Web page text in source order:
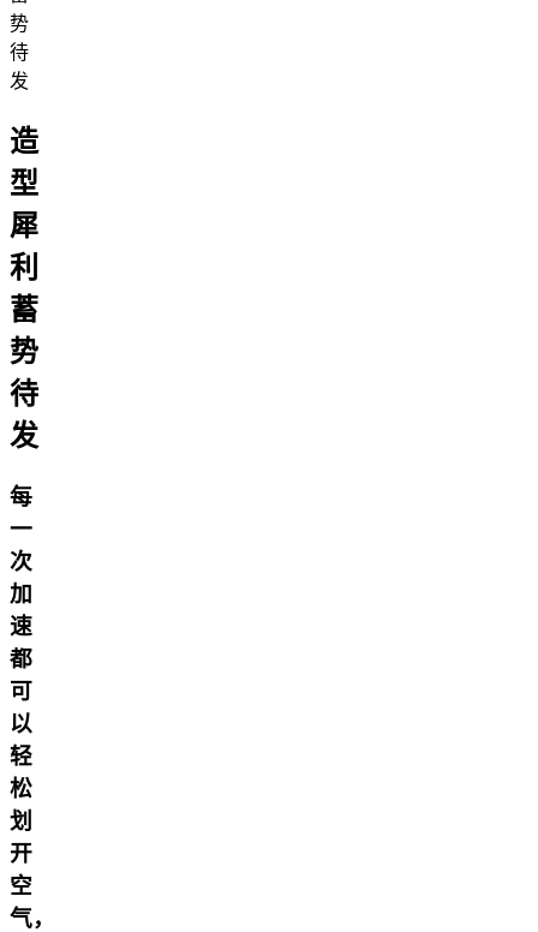
造
型
犀
利
蓄
势
待
发
每
一
次
加
速
都
可
以
轻
松
划
开
空
气，